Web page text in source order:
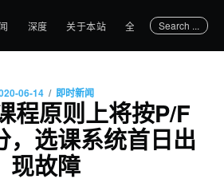
深度 关于本站 全部文章Search ...
06-14 / 即时新闻
程原则上将按P/F
，选课系统首日出
现故障